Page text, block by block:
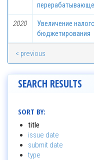
2020
Увеличение
бюджетирования
< previous
SEARCH RESULTS
SORT BY:
title
issue date
submit date
type